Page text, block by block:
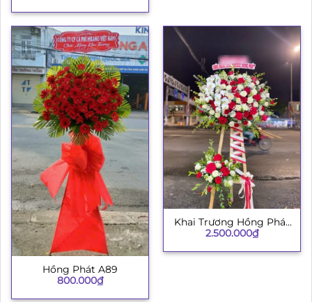
Hồng Phát A89
800.000₫
Khai Trương Hồng Phát
002
2.500.000₫